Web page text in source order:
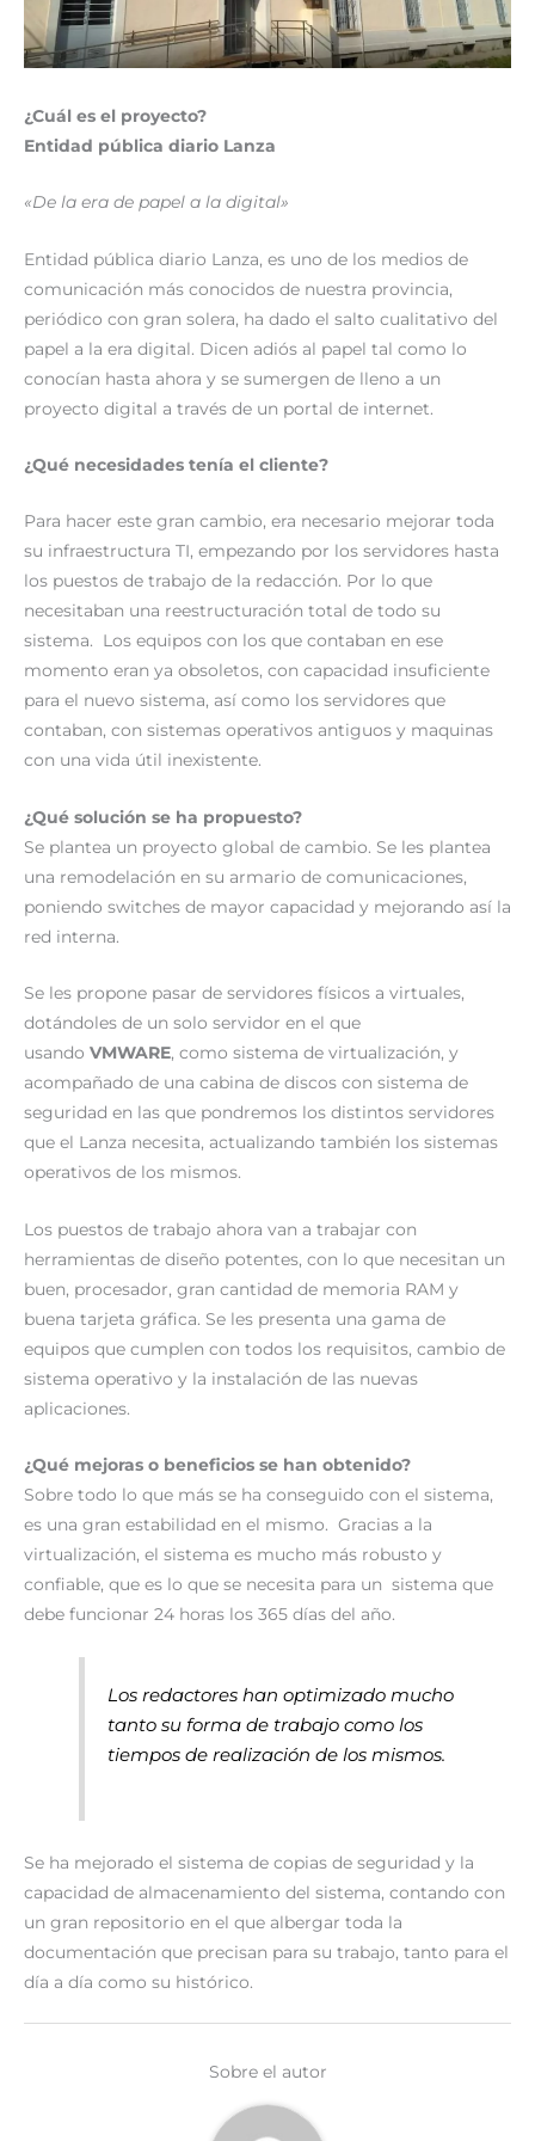
¿Cuál es el proyecto?
Entidad pública diario Lanza
«De la era de papel a la digital»
Entidad pública diario Lanza, es uno de los medios de
comunicación más conocidos de nuestra provincia,
periódico con gran solera, ha dado el salto cualitativo del
papel a la era digital. Dicen adiós al papel tal como lo
conocían hasta ahora y se sumergen de lleno a un
proyecto digital a través de un portal de internet.
¿Qué necesidades tenía el cliente?
Para hacer este gran cambio, era necesario mejorar toda
su infraestructura TI, empezando por los servidores hasta
los puestos de trabajo de la redacción. Por lo que
necesitaban una reestructuración total de todo su
sistema. Los equipos con los que contaban en ese
momento eran ya obsoletos, con capacidad insuficiente
para el nuevo sistema, así como los servidores que
contaban, con sistemas operativos antiguos y maquinas
con una vida útil inexistente.
¿Qué solución se ha propuesto?
Se plantea un proyecto global de cambio. Se les plantea
una remodelación en su armario de comunicaciones,
poniendo switches de mayor capacidad y mejorando así la
red interna.
Se les propone pasar de servidores físicos a virtuales,
dotándoles de un solo servidor en el que
usando VMWARE, como sistema de virtualización, y
acompañado de una cabina de discos con sistema de
seguridad en las que pondremos los distintos servidores
que el Lanza necesita, actualizando también los sistemas
operativos de los mismos.
Los puestos de trabajo ahora van a trabajar con
herramientas de diseño potentes, con lo que necesitan un
buen, procesador, gran cantidad de memoria RAM y
buena tarjeta gráfica. Se les presenta una gama de
equipos que cumplen con todos los requisitos, cambio de
sistema operativo y la instalación de las nuevas
aplicaciones.
¿Qué mejoras o beneficios se han obtenido?
Sobre todo lo que más se ha conseguido con el sistema,
es una gran estabilidad en el mismo. Gracias a la
virtualización, el sistema es mucho más robusto y
confiable, que es lo que se necesita para un sistema que
debe funcionar 24 horas los 365 días del año.
Los redactores han optimizado mucho
tanto su forma de trabajo como los
tiempos de realización de los mismos.
Se ha mejorado el sistema de copias de seguridad y la
capacidad de almacenamiento del sistema, contando con
un gran repositorio en el que albergar toda la
documentación que precisan para su trabajo, tanto para el
día a día como su histórico.
Sobre el autor